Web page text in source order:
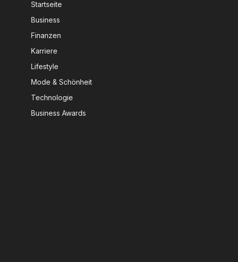
Startseite
Business
Finanzen
Karriere
Lifestyle
Mode & Schönheit
Technologie
Business Awards